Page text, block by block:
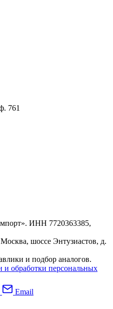
761
ИНН 7720363385,
шоссе Энтузиастов, д.
и подбор аналогов.
обработки персональных
Email